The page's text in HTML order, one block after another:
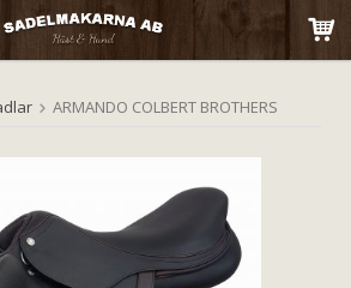
har blivit tillagd i varukorgen
ARMANDO COLBERT BROTHERS